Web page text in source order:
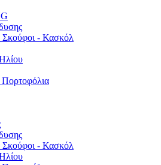
Σκούφοι - Κασκόλ
Σκούφοι - Κασκόλ